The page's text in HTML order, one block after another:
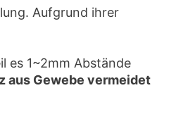
Aufgrund ihrer
es 1~2mm Abstände
aus Gewebe vermeidet